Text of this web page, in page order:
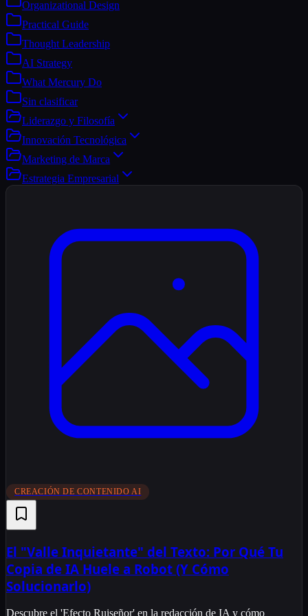
Organizational Design
Practical Guide
Thought Leadership
AI Strategy
What Mercury Do
Sin clasificar
Liderazgo y Filosofía
Innovación Tecnológica
Marketing de Marca
Estrategia Empresarial
CREACIÓN DE CONTENIDO AI
El "Valle Inquietante" del Texto: Por Qué Tu
Copia de IA Huele a Robot (Y Cómo
Solucionarlo)
Descubre el 'Efecto Ruiseñor' en la redacción de IA y cómo